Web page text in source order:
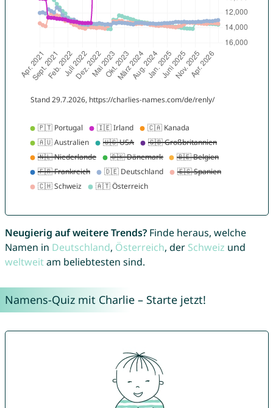
Neugierig auf weitere Trends?Finde heraus, welche
Namen in Deutschland, Österreich, der Schweiz und
weltweitam beliebtesten sind.
Namens-Quiz mit Charlie – Starte jetzt!